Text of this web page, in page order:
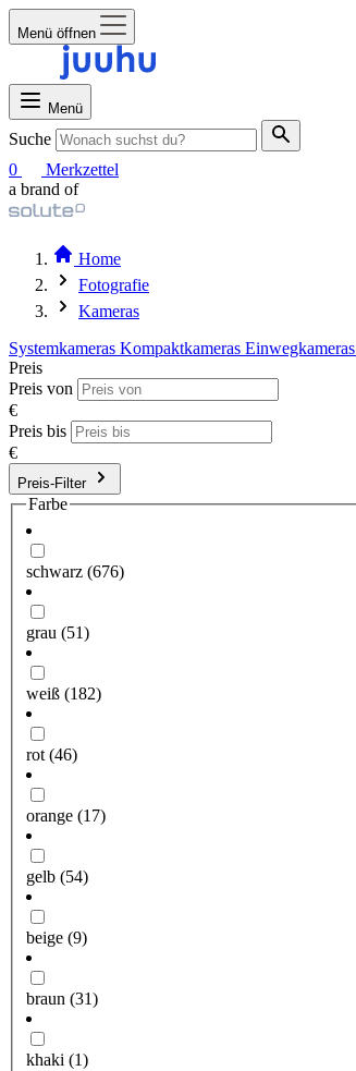
Menü öffnen
Menü
Suche
0
Merkzettel
a brand of
Home
Fotografie
Kameras
Systemkameras Kompaktkameras Einwegkameras
Preis
Preis von
€
Preis bis
€
Preis-Filter
Farbe
schwarz (676)
grau (51)
weiß (182)
rot (46)
orange (17)
gelb (54)
beige (9)
braun (31)
khaki (1)